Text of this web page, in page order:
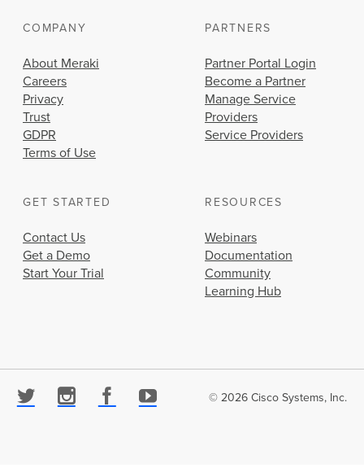
COMPANY
About Meraki
Careers
Privacy
Trust
GDPR
Terms of Use
PARTNERS
Partner Portal Login
Become a Partner
Manage Service
Providers
Service Providers
GET STARTED
Contact Us
Get a Demo
Start Your Trial
RESOURCES
Webinars
Documentation
Community
Learning Hub
© 2026 Cisco Systems, Inc.